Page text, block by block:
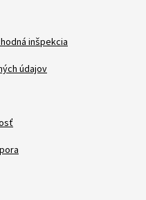
inšpekcia
údajov